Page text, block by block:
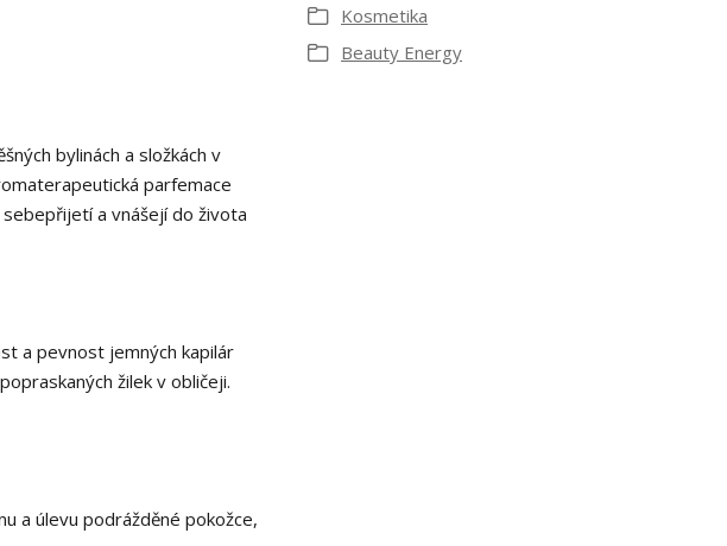
bylinách a složkách v
parfemace
a vnášejí do života
a pevnost jemných kapilár
žilek v obličeji.
a úlevu podrážděné pokožce,
Kosmetika
Beauty Energy